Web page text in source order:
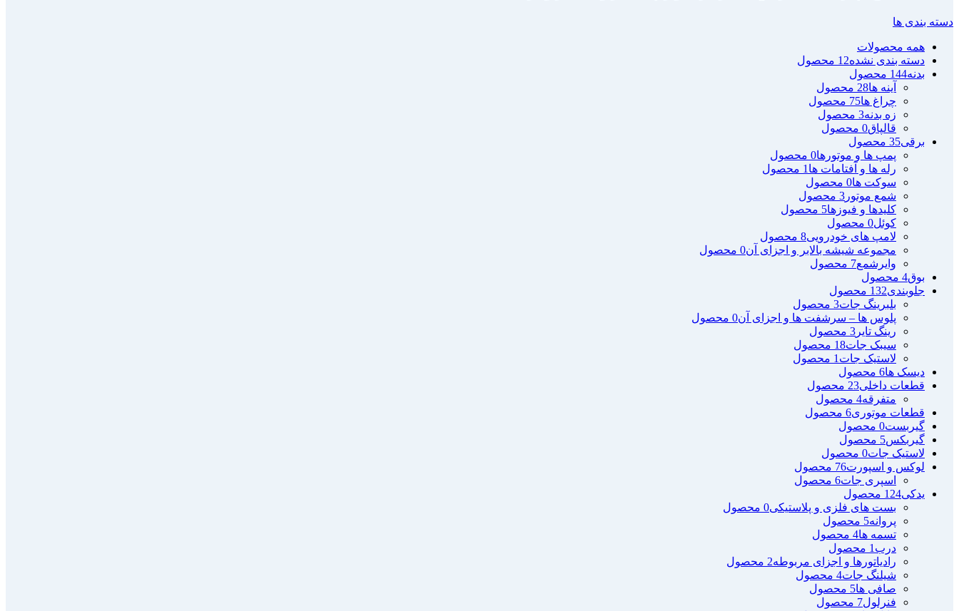
دسته بندی ها
همه محصولات
دسته بندی نشده12 محصول
بدنه144 محصول
آینه ها28 محصول
چراغ ها75 محصول
زه بدنه3 محصول
قالپاق0 محصول
برقی35 محصول
پمپ ها و موتورها0 محصول
رله ها و آفتامات ها 1 محصول
سوکت ها0 محصول
شمع موتور 3 محصول
کلیدها و فیوزها5 محصول
کوئل0 محصول
لامپ های خودرویی8 محصول
مجموعه شیشه بالابر و اجزای آن0 محصول
وایرشمع7 محصول
بوق4 محصول
جلوبندی132 محصول
بلبرینگ جات3 محصول
پلوس ها – سرشفت ها و اجزای آن0 محصول
رینگ تایر 3 محصول
سیبک جات18 محصول
لاستیک جات 1 محصول
دیسک ها6 محصول
قطعات داخلی23 محصول
متفرقه4 محصول
قطعات موتوری6 محصول
گیربست0 محصول
گیربکس5 محصول
لاستیک جات0 محصول
لوکس و اسپورت76 محصول
اسپری جات6 محصول
یدکی124 محصول
بست های فلزی و پلاستیکی0 محصول
پروانه5 محصول
تسمه ها4 محصول
درب 1 محصول
رادیاتورها و اجزای مربوطه2 محصول
شیلنگ جات4 محصول
صافی ها5 محصول
فنرلول7 محصول